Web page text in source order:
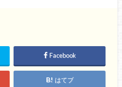
Facebook
はてブ